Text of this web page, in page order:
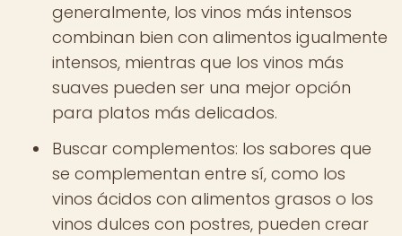
generalmente, los vinos más intensos
combinan bien con alimentos igualmente
intensos, mientras que los vinos más
suaves pueden ser una mejor opción
para platos más delicados.
Buscar complementos: los sabores que
se complementan entre sí, como los
vinos ácidos con alimentos grasos o los
vinos dulces con postres, pueden crear